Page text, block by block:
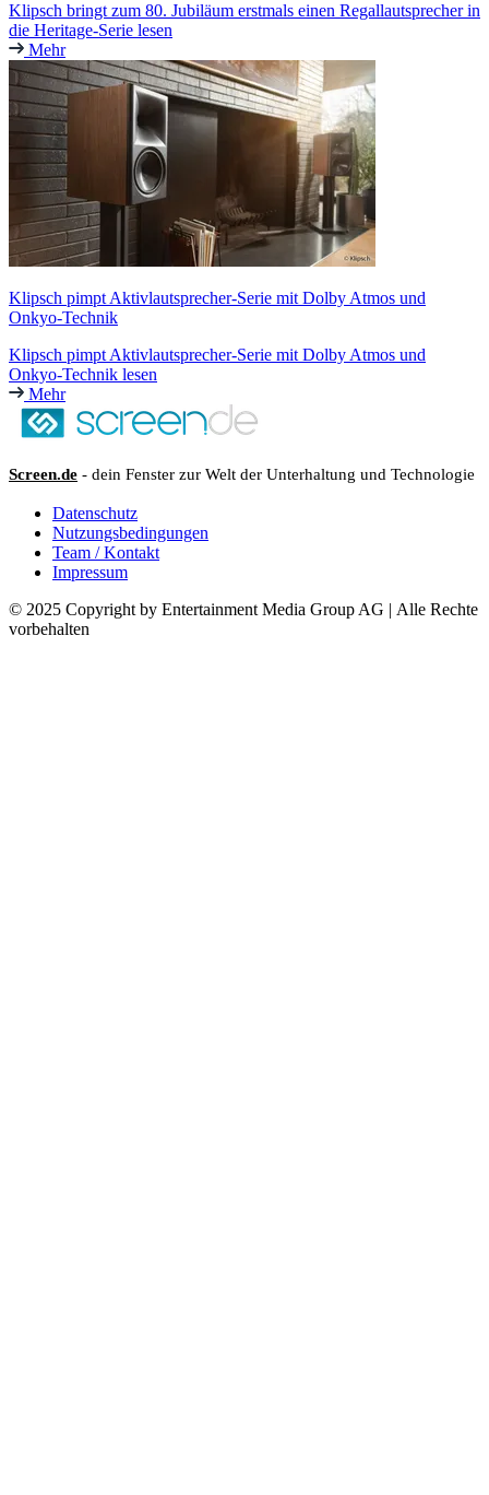
Klipsch bringt zum 80. Jubiläum erstmals einen Regallautsprecher in
die Heritage-Serie lesen
Mehr
Klipsch pimpt Aktivlautsprecher-Serie mit Dolby Atmos und
Onkyo-Technik
Klipsch pimpt Aktivlautsprecher-Serie mit Dolby Atmos und
Onkyo-Technik lesen
Mehr
Screen.de - dein Fenster zur Welt der Unterhaltung und Technologie
Datenschutz
Nutzungsbedingungen
Team / Kontakt
Impressum
© 2025 Copyright by Entertainment Media Group AG | Alle Rechte
vorbehalten